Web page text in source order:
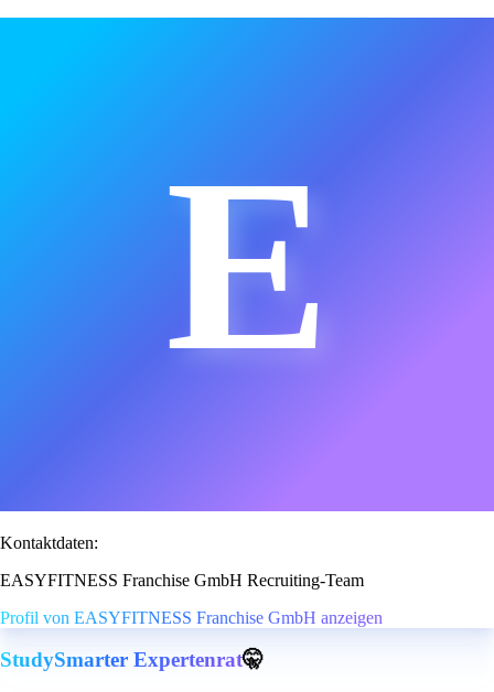
E
Kontaktdaten:
EASYFITNESS Franchise GmbH Recruiting-Team
Profil von EASYFITNESS Franchise GmbH anzeigen
StudySmarter Expertenrat🤫